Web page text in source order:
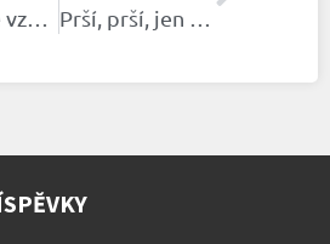
Poprvé ve vzduchu Prší, prší, jen se leje